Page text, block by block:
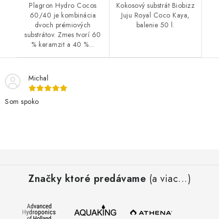
Plagron Hydro Cocos
60/40 je kombinácia
dvoch prémiových
substrátov. Zmes tvorí 60
% keramzit a 40 %...
Kokosový substrát Biobizz
Juju Royal Coco Kaya,
balenie 50 l.
Michal
Som spoko
Značky ktoré predávame (a viac...)